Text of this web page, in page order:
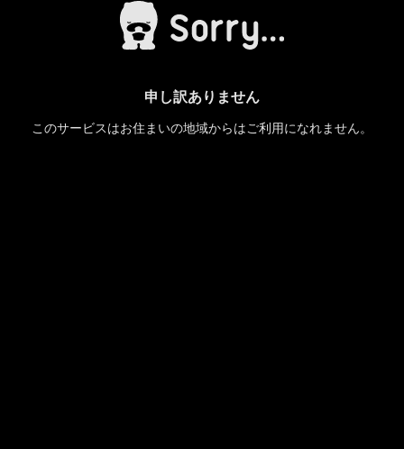
申し訳ありません
このサービスはお住まいの地域からはご利用になれません。